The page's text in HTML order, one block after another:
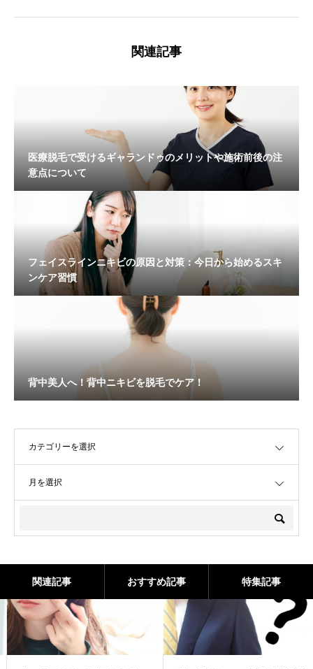
関連記事
医療脱毛で受けるギャランドゥのメリットや施術前後の注
意点について
フェイスラインニキビの原因と対策：今日から始めるスキ
ンケア習慣
背中美人へ！背中ニキビを脱毛でケア！
関連記事 おすすめ記事 特集記事